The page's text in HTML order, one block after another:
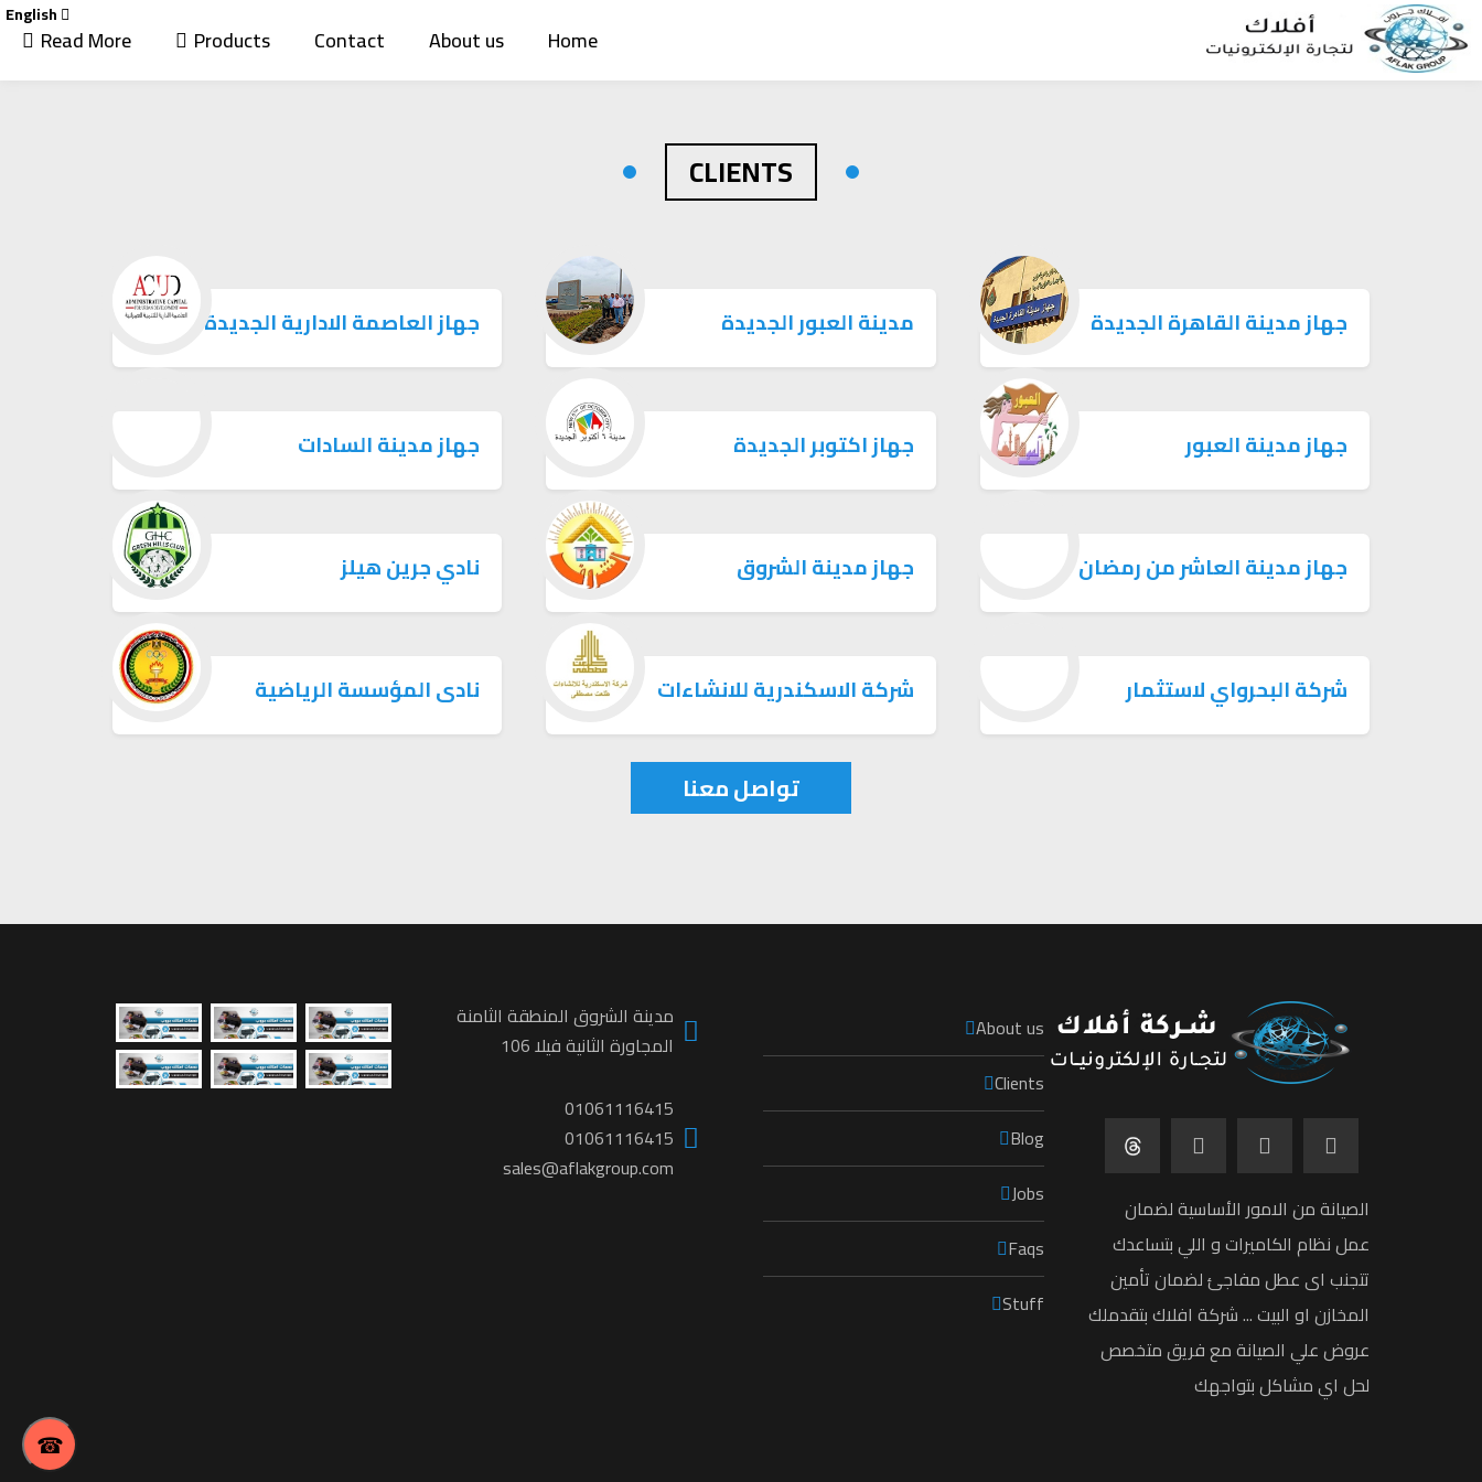
☎
Home
About us
Contact
Products
Read More
CLIENTS
جهاز مدينة القاهرة الجديدة مدينة العبور الجديدة جهاز العاصمة الادارية الجديدة
جهاز مدينة العبور جهاز اكتوبر الجديدة جهاز مدينة السادات
جهاز مدينة العاشر من رمضان جهاز مدينة الشروق نادي جرين هيلز
شركة البحرواي لاستثمار شركة الاسكندرية للانشاءات نادى المؤسسة الرياضية
تواصل معنا
الصيانة من الامور الأساسية لضمان
عمل نظام الكاميرات و اللي بتساعدك
تتجنب اى عطل مفاجئ لضمان تأمين
المخازن او البيت ... شركة افلاك بتقدملك
عروض علي الصيانة مع فريق متخصص
لحل اي مشاكل بتواجهك
About us
Clients
Blog
Jobs
Faqs
Stuff
مدينة الشروق المنطقة الثامنة
المجاورة الثانية فيلا 106
01061116415
01061116415
sales@aflakgroup.com